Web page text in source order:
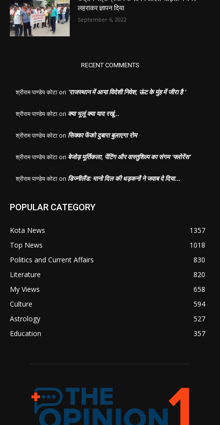
लहराकर ज्ञापन दिया
September 6, 2022
RECENT COMMENTS
श्रीराम पाण्डेय कोटा on ‘राजस्थान में आया विदेशी निवेश, ऊंट के मुंह में जीरा है ‘
श्रीराम पाण्डेय कोटा on क्या भूलूं क्या याद रखूं…
श्रीराम पाण्डेय कोटा on सिक्का फेंको दुबारा बुलाएगा रोम
श्रीराम पाण्डेय कोटा on बेजोड़ मूर्तिकला, पेंटिंग और वास्तुशिल्प का संगम ‘फ्लोरेंस’
श्रीराम पाण्डेय कोटा on डिज्नीलैंड: मानो दिल की धड़कनों ने जवाब दे दिया…
POPULAR CATEGORY
Kota News
1357
Top News
1018
Politics and Current Affairs
830
Literature
820
My Views
658
Culture
594
Astrology
527
Education
357